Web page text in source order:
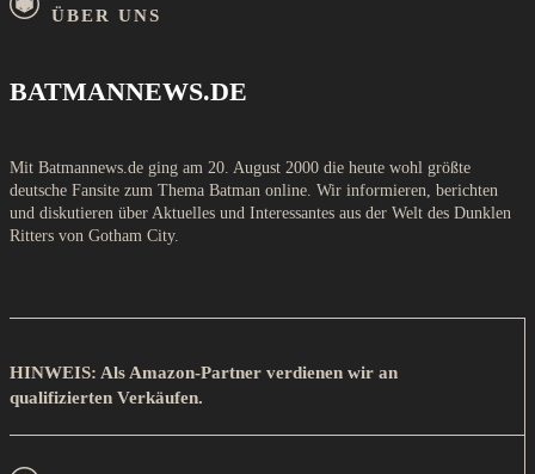
ÜBER UNS
BATMANNEWS.DE
Mit Batmannews.de ging am 20. August 2000 die heute wohl größte
deutsche Fansite zum Thema Batman online. Wir informieren, berichten
und diskutieren über Aktuelles und Interessantes aus der Welt des Dunklen
Ritters von Gotham City.
HINWEIS: Als Amazon-Partner verdienen wir an
qualifizierten Verkäufen.